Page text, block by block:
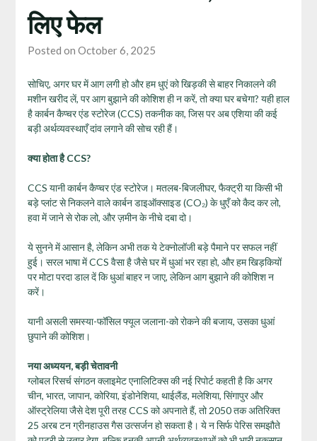
लिए फेल
Posted on October 6, 2025
सोचिए, अगर घर में आग लगी हो और हम धुएं को खिड़की से बाहर निकालने की
मशीन खरीद लें, पर आग बुझाने की कोशिश ही न करें, तो क्या घर बचेगा? यही हाल
है कार्बन कैप्चर एंड स्टोरेज (CCS) तकनीक का, जिस पर अब एशिया की कई
बड़ी अर्थव्यवस्थाएँ दांव लगाने की सोच रही हैं।
क्या होता हैCCS?
CCS यानी कार्बन कैप्चर एंड स्टोरेज। मतलब-बिजलीघर, फैक्ट्री या किसी भी
बड़े प्लांट से निकलने वाले कार्बन डाइऑक्साइड (CO₂) के धुएँ को कैद कर लो,
हवा में जाने से रोक लो, और ज़मीन के नीचे दबा दो।
ये सुनने में आसान है, लेकिन अभी तक ये टेक्नोलॉजी बड़े पैमाने पर सफल नहीं
हुई। सरल भाषा में CCS वैसा है जैसे घर में धुआं भर रहा हो, और हम खिड़कियों
पर मोटा परदा डाल दें कि धुआं बाहर न जाए, लेकिन आग बुझाने की कोशिश न
करें।
यानी असली समस्या-फॉसिल फ्यूल जलाना-को रोकने की बजाय, उसका धुआं
छुपाने की कोशिश।
नया अध्ययन, बड़ी चेतावनी
ग्लोबल रिसर्च संगठन क्लाइमेट एनालिटिक्स की नई रिपोर्ट कहती है कि अगर
चीन, भारत, जापान, कोरिया, इंडोनेशिया, थाईलैंड, मलेशिया, सिंगापुर और
ऑस्ट्रेलिया जैसे देश पूरी तरह CCS को अपनाते हैं, तो 2050 तक अतिरिक्त
25 अरब टन ग्रीनहाउस गैस उत्सर्जन हो सकता है। ये न सिर्फ पेरिस समझौते